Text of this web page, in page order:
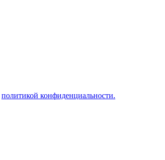
политикой конфиденциальности.